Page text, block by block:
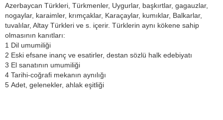
Azerbaycan Türkleri, Türkmenler, Uygurlar, başkırtlar, gagauzlar,
nogaylar, karaimler, krımçaklar, Karaçaylar, kumıklar, Balkarlar,
tuvalılar, Altay Türkleri ve s. içerir. Türklerin aynı kökene sahip
olmasının kanıtları:
1 Dil umumiliği
2 Eski efsane inanç ve esatirler, destan sözlü halk edebiyatı
3 El sanatının umumiliği
4 Tarihi-coğrafi mekanın aynılığı
5 Adet, gelenekler, ahlak eşitliği